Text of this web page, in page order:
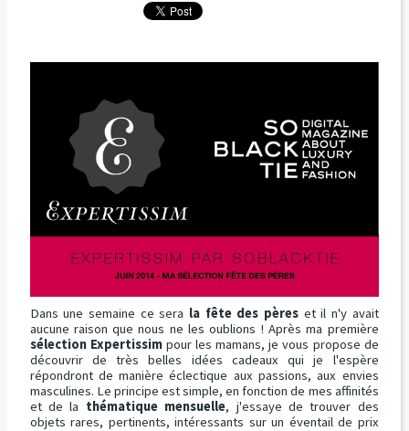
Dans une semaine ce sera la fête des pères et il n'y avait
aucune raison que nous ne les oublions ! Après ma première
sélection Expertissimpour les mamans, je vous propose de
découvrir de très belles idées cadeaux qui je l'espère
répondront de manière éclectique aux passions, aux envies
masculines. Le principe est simple, en fonction de mes affinités
et de la thématique mensuelle, j'essaye de trouver des
objets rares, pertinents, intéressants sur un éventail de prix